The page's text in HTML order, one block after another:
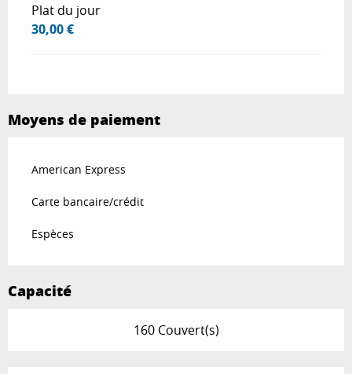
Plat du jour
30,00 €
Moyens de paiement
American Express
Carte bancaire/crédit
Espèces
Capacité
160 Couvert(s)